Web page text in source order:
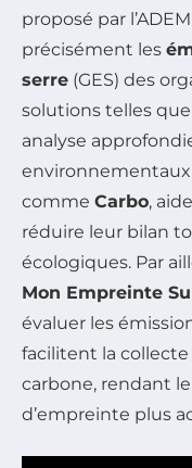
proposé par
précisément les
serre (GES) des
solutions telles que
analyse
comme Carbo,
réduire leur bilan
écologiques. Par
Mon Empreinte
évaluer les
facilitent la collecte
carbone, rendant
d’empreinte plus